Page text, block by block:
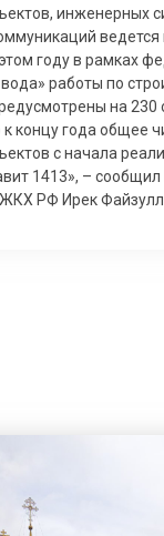
инженерных
ведется
году в рамках
работы по
на 230
к концу года общее
с начала
1413», –
ЖКХ РФ Ирек